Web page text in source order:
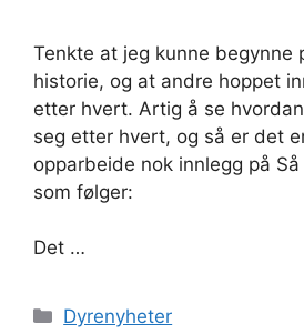
Tenkte at jeg kunne begynne
historie, og at andre hoppet
etter hvert. Artig å se
seg etter hvert, og så er det
opparbeide nok innlegg på
som følger:
Det …
Kategorier
Dyrenyheter